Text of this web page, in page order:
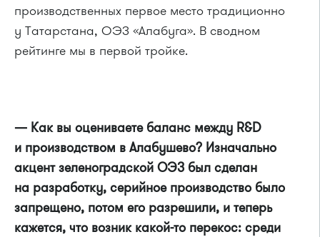
производственных первое место традиционно
у Татарстана, ОЭЗ «Алабуга». В сводном
рейтинге мы в первой тройке.
— Как вы оцениваете баланс между R&D
и производством в Алабушево? Изначально
акцент зеленоградской ОЭЗ был сделан
на разработку, серийное производство было
запрещено, потом его разрешили, и теперь
кажется, что возник какой-то перекос: среди